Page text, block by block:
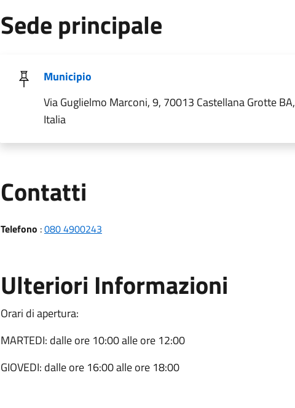
Sede principale
Municipio
Via Guglielmo Marconi, 9, 70013 Castellana Grotte BA,
Italia
Contatti
Telefono :080 4900243
Ulteriori Informazioni
Orari di apertura:
MARTEDI: dalle ore 10:00 alle ore 12:00
GIOVEDI: dalle ore 16:00 alle ore 18:00